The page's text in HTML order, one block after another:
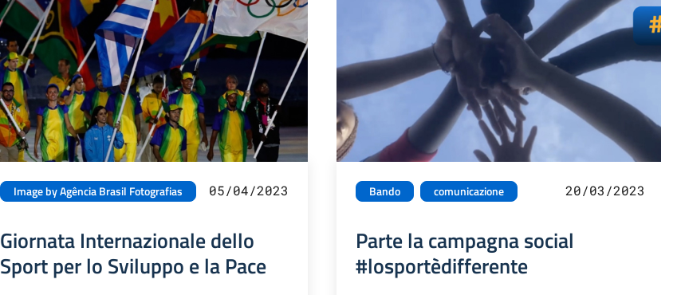
Image by Agência Brasil Fotografias 05/04/2023
Giornata Internazionale dello
Sport per lo Sviluppo e la Pace
Bando comunicazione 20/03/2023
Parte la campagna social
#losportèdifferente